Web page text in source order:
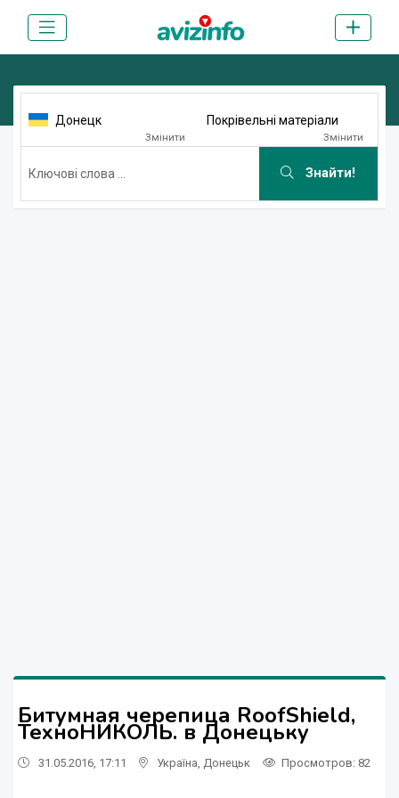
Донецк
Змінити
Покрівельні матеріали
Змінити
Знайти!
Битумная черепица RoofShield,
ТехноНИКОЛЬ. в Донецьку
31.05.2016, 17:11 Україна Донецьк Просмотров: 82